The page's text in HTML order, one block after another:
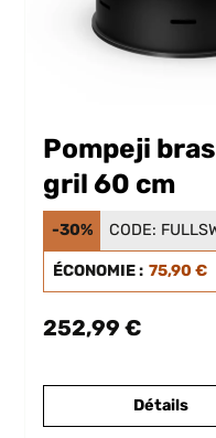
Pompeji
gril 60 cm
-30% CODE:
ÉCONOMIE : 75,90 €
252,99 €
Détails